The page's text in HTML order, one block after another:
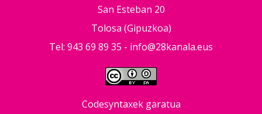
San Esteban 20
Tolosa (Gipuzkoa)
Tel: 943 69 89 35 - info@28kanala.eus
Codesyntaxek garatua